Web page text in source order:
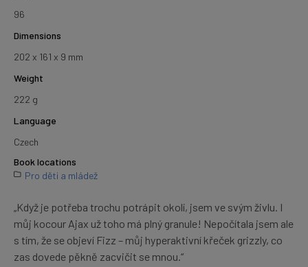
96
Dimensions
202 x 161 x 9 mm
Weight
222 g
Language
Czech
Book locations
Pro děti a mládež
„Když je potřeba trochu potrápit okolí, jsem ve svým živlu. I
můj kocour Ajax už toho má plný granule! Nepočítala jsem ale
s tím, že se objeví Fizz – můj hyperaktivní křeček grizzly, co
zas dovede pěkně zacvičit se mnou.“